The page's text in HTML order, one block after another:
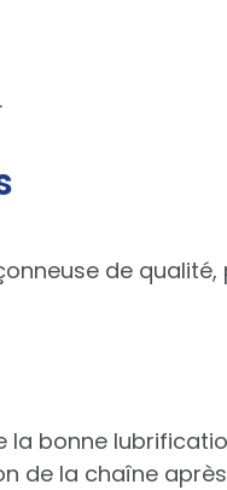
de
la bonne
de la chaîne